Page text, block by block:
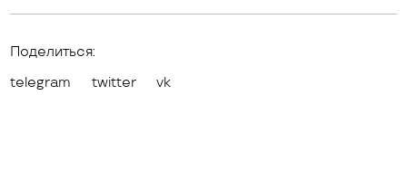
Поделиться:
telegram
twitter vk